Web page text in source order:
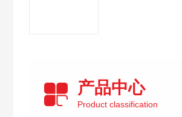
产品中心
Product classification